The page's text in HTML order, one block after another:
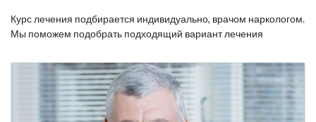
Курс лечения подбирается индивидуально, врачом наркологом.
Мы поможем подобрать подходящий вариант лечения